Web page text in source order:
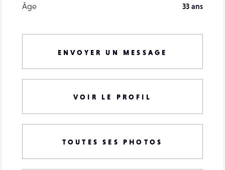
Âge
33 ans
ENVOYER UN MESSAGE
VOIR LE PROFIL
TOUTES SES PHOTOS